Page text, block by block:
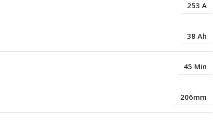
253 A
38 Ah
45 Min
206mm